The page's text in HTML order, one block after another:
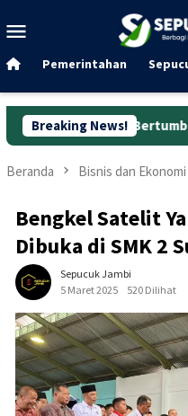
ke
Mobile
Pemerintahan
Breaking News!
Bertumbuh tapi Menjaga
Beranda Bisnis dan Ekonomi
Bengkel Satelit
Dibuka di SMK 2
Sepucuk Jambi
5 Maret 2025
520 Dilihat